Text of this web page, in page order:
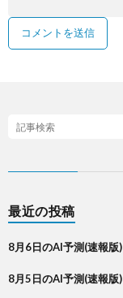
最近の投稿
8月6日のAI予測(速報版)
8月5日のAI予測(速報版)